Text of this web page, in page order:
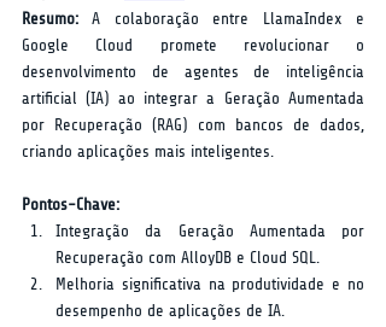
Resumo: A colaboração entre LlamaIndex e
Google Cloud promete revolucionar o
desenvolvimento de agentes de inteligência
artificial (IA) ao integrar a Geração Aumentada
por Recuperação (RAG) com bancos de dados,
criando aplicações mais inteligentes.
Pontos-Chave:
Integração da Geração Aumentada por
Recuperação com AlloyDB e Cloud SQL.
Melhoria significativa na produtividade e no
desempenho de aplicações de IA.